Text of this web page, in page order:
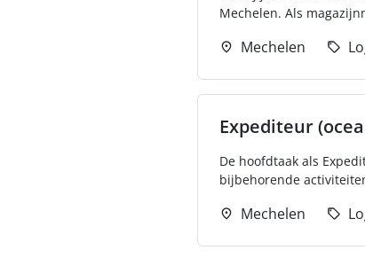
Mechelen. Als
Mechelen
Expediteur
De hoofdtaak als
bijbehorende
Mechelen